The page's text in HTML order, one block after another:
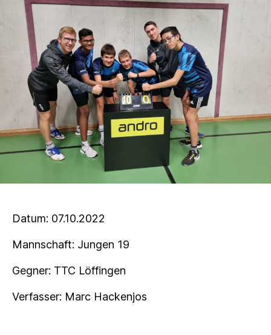
Datum: 07.10.2022
Mannschaft: Jungen 19
Gegner: TTC Löffingen
Verfasser: Marc Hackenjos